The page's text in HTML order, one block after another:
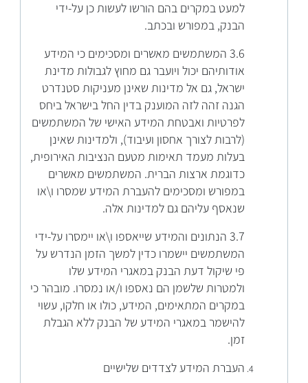
למעט במקרים בהם הורשו לעשות כן על-ידי
הבנק, במפורש ובכתב.
3.6 המשתמשים מאשרים ומסכימים כי המידע
אודותיהם יכול ויועבר גם מחוץ לגבולות מדינת
ישראל, גם אל מדינות שאינן מעניקות סטנדרט
הגנה זהה לזה המוענק בדין החל בישראל ביחס
לפרטיות ואבטחת המידע האישי של המשתמשים
(לרבות לצורך אחסון ועיבוד), ולמדינות שאינן
בעלות מעמד תאימות מטעם הנציבות האירופית,
כדוגמת ארצות הברית. המשתמשים מאשרים
במפורש ומסכימים להעברת המידע שמסרו ו\או
שנאסף עליהם גם למדינות אלה.
3.7 הנתונים והמידע שייאספו ו\או יימסרו על-ידי
המשתמשים יישמרו כדין למשך הזמן הנדרש על
פי שיקול דעת הבנק במאגרי המידע שלו
ולמטרות שלשמן הם נאספו ו/או נמסרו. מובהר כי
במקרים המתאימים, המידע, כולו או חלקו, עשוי
להישמר במאגרי המידע של הבנק ללא הגבלת
זמן.
העברת המידע לצדדים שלישיים